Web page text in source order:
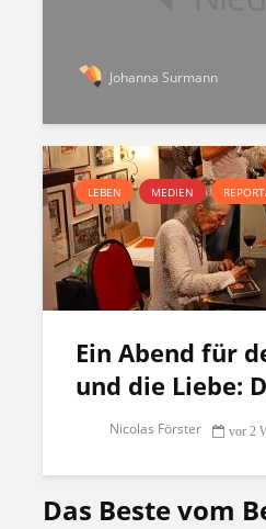
Johanna Surmann
LEBEN MEDIEN
Ein Abend für
und die Liebe:
Nicolas Förster vor 2
Das Beste vom